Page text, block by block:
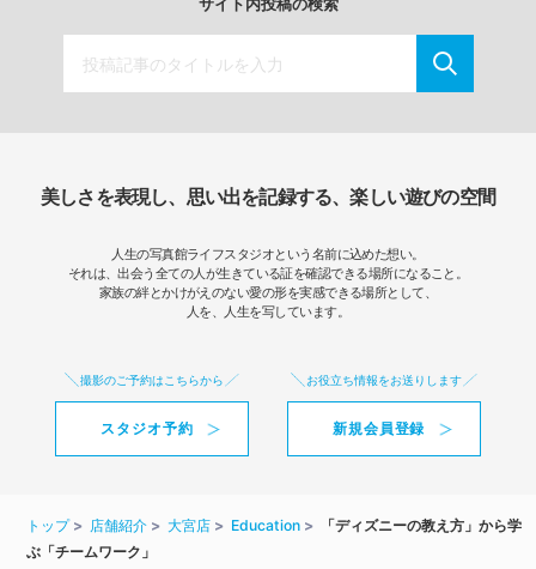
美しさを表現し、思い出を記録する、楽しい遊びの空間
人生の写真館ライフスタジオという名前に込めた想い。
それは、出会う全ての人が生きている証を確認できる場所になること。
家族の絆とかけがえのない愛の形を実感できる場所として、
人を、人生を写しています。
撮影のご予約はこちらから
スタジオ予約
お役立ち情報をお送りします
新規会員登録
トップ 店舗紹介 大宮店 Education
「ディズニーの教え方」から学
ぶ「チームワーク」